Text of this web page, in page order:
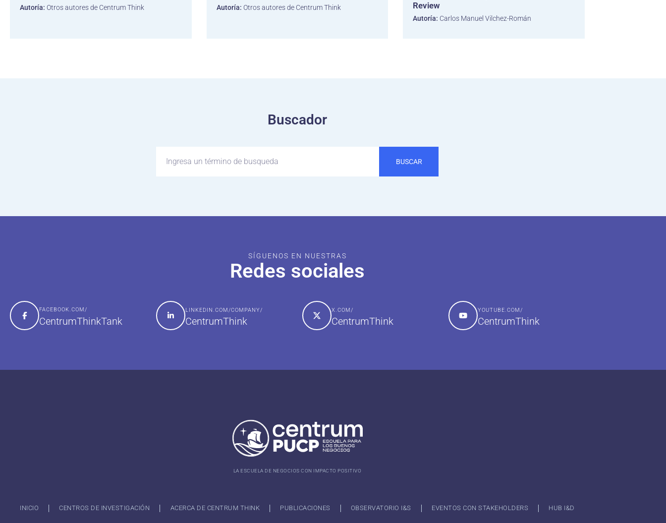
Autoría: Otros autores de Centrum Think Autoría: Otros autores de Centrum Think
Review
Autoría: Carlos Manuel Vilchez-Román
Buscador
BUSCAR
SÍGUENOS EN NUESTRAS
Redes sociales
FACEBOOK.COM/
CentrumThinkTank
LINKEDIN.COM/COMPANY/
CentrumThink
X.COM/
CentrumThink
YOUTUBE.COM/
CentrumThink
LA ESCUELA DE NEGOCIOS CON IMPACTO POSITIVO
INICIO CENTROS DE INVESTIGACIÓN ACERCA DE CENTRUM THINK PUBLICACIONES OBSERVATORIO I&S EVENTOS CON STAKEHOLDERS HUB I&D